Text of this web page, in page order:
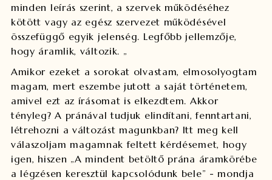
minden leírás szerint, a szervek működéséhez
kötött vagy az egész szervezet működésével
összefüggő egyik jelenség. Legfőbb jellemzője,
hogy áramlik, változik. „
Amikor ezeket a sorokat olvastam, elmosolyogtam
magam, mert eszembe jutott a saját történetem,
amivel ezt az írásomat is elkezdtem. Akkor
tényleg? A pránával tudjuk elindítani, fenntartani,
létrehozni a változást magunkban? Itt meg kell
válaszoljam magamnak feltett kérdésemet, hogy
igen, hiszen „A mindent betöltő prána áramkörébe
a légzésen keresztül kapcsolódunk bele” - mondja